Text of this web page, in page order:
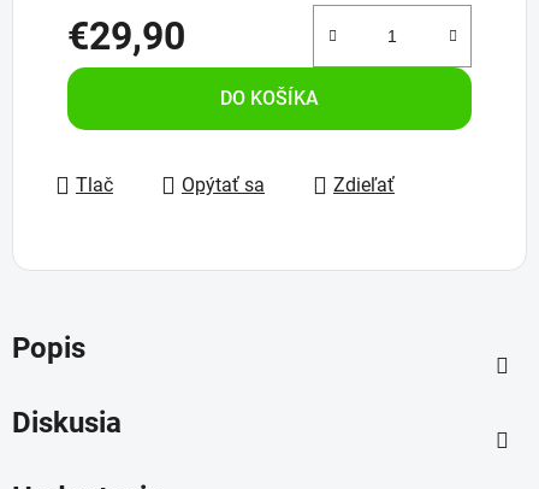
€29,90
Jednotková cena:
DO KOŠÍKA
Tlač Opýtať sa Zdieľať
Popis
Diskusia